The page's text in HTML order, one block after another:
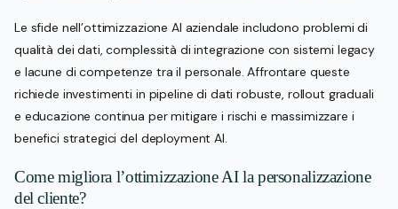
Le sfide nell’ottimizzazione AI aziendale includono problemi di
qualità dei dati, complessità di integrazione con sistemi legacy
e lacune di competenze tra il personale. Affrontare queste
richiede investimenti in pipeline di dati robuste, rollout graduali
e educazione continua per mitigare i rischi e massimizzare i
benefici strategici del deployment AI.
Come migliora l’ottimizzazione AI la personalizzazione
del cliente?